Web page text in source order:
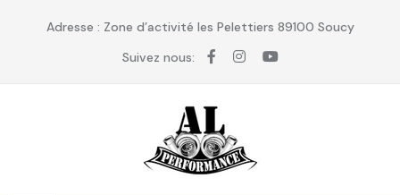
Adresse : Zone d’activité les Pelettiers 89100 Soucy
Suivez nous: